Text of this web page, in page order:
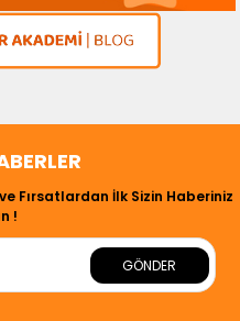
Fırsatlardan İlk Sizin Haberiniz
!
GÖNDER